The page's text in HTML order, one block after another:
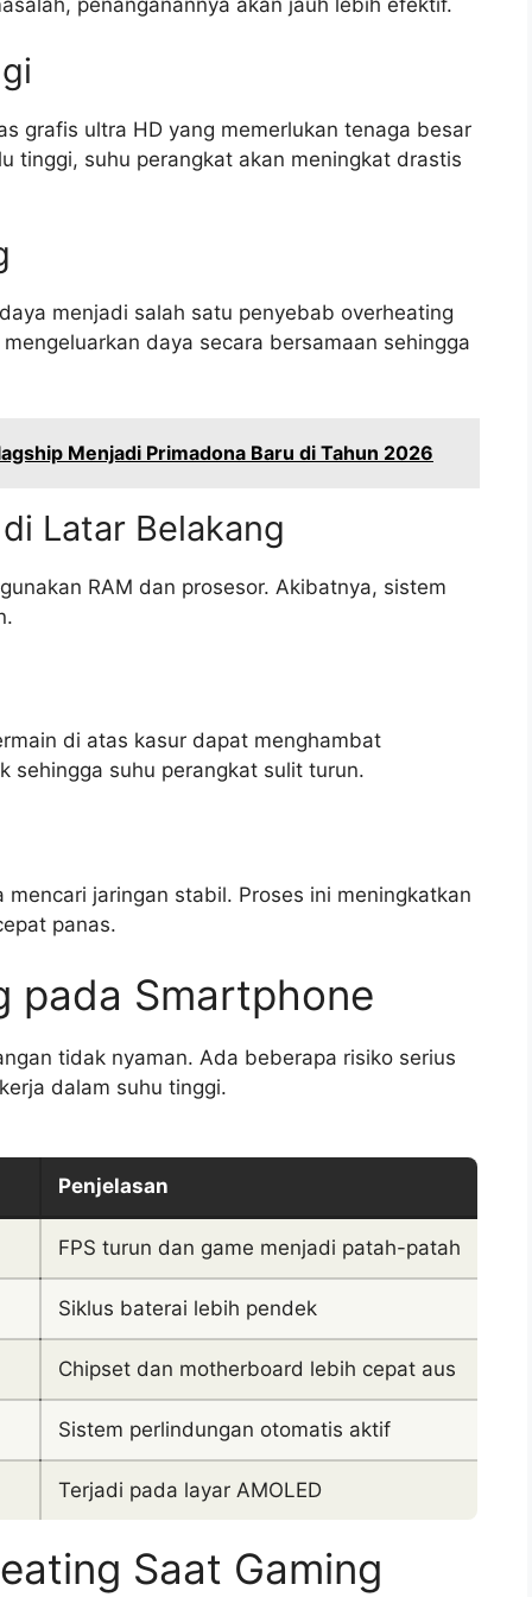
penanganannya akan jauh lebih efektif.
grafis ultra HD yang memerlukan tenaga besar
tinggi, suhu perangkat akan meningkat drastis
menjadi salah satu penyebab overheating
daya secara bersamaan sehingga
Menjadi Primadona Baru di Tahun 2026
Latar Belakang
RAM dan prosesor. Akibatnya, sistem
di atas kasur dapat menghambat
sehingga suhu perangkat sulit turun.
jaringan stabil. Proses ini meningkatkan
panas.
pada Smartphone
tidak nyaman. Ada beberapa risiko serius
dalam suhu tinggi.
Penjelasan
FPS turun dan game menjadi patah-patah
Siklus baterai lebih pendek
Chipset dan motherboard lebih cepat aus
Sistem perlindungan otomatis aktif
Terjadi pada layar AMOLED
Saat Gaming